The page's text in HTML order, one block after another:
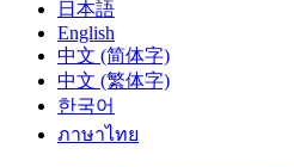
日本語
English
中文 (简体字)
中文 (繁体字)
한국어
ภาษาไทย